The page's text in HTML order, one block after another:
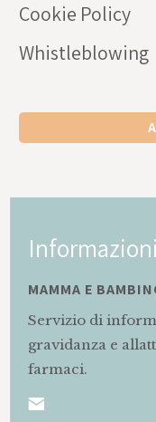
Cookie Policy
Whistleblowing
MAMMA E
Servizio di
gravidanza e
farmaci.